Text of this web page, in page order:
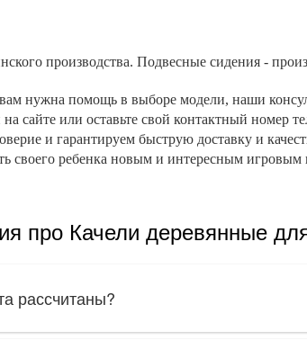
производства. Подвесные сидения -
нужна помощь в выборе модели, наши
сайте или оставьте свой контактный номер
и гарантируем быструю доставку и
своего ребенка новым и интересным игровым
про Качели деревянные
рассчитаны?